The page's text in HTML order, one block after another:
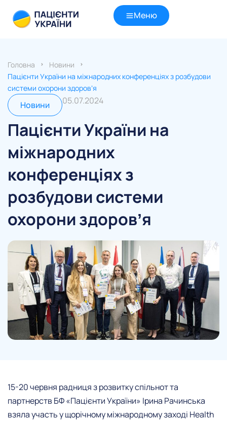
Меню
Головна
Новини
Пацієнти України на міжнародних конференціях з розбудови
системи охорони здоровʼя
Новини 05.07.2024
Пацієнти України на
міжнародних
конференціях з
розбудови системи
охорони здоровʼя
15-20 червня радниця з розвитку спільнот та
партнерств БФ «Пацієнти України» Ірина Рачинська
взяла участь у щорічному міжнародному заході Health